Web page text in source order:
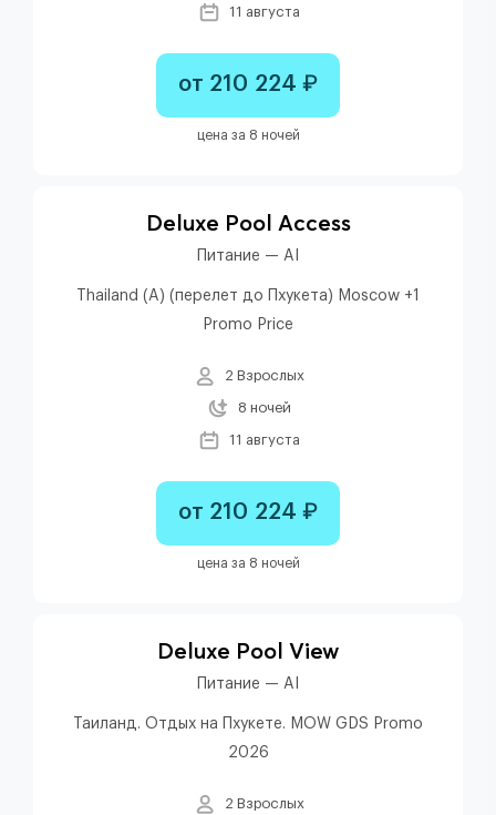
11 августа
от 210 224 ₽
цена за 8 ночей
Deluxe Pool Access
Питание — AI
Thailand (A) (перелет до Пхукета) Moscow +1
Promo Price
2 Взрослых
8 ночей
11 августа
от 210 224 ₽
цена за 8 ночей
Deluxe Pool View
Питание — AI
Таиланд. Отдых на Пхукете. MOW GDS Promo
2026
2 Взрослых